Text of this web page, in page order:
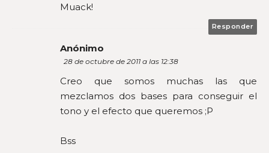
Muack!
Responder
Anónimo
28 de octubre de 2011 a las 12:38
Creo que somos muchas las que
mezclamos dos bases para conseguir el
tono y el efecto que queremos ;P
Bss